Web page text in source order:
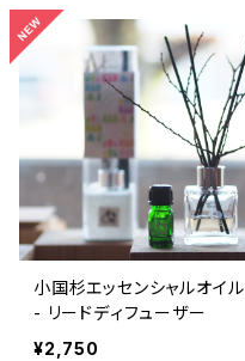
小国杉エッセンシャルオイル
- リードディフューザー
¥2,750